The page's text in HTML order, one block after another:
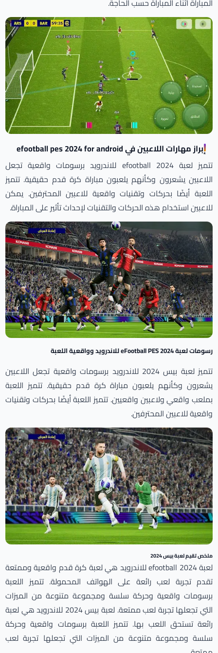
إبراز مهارات اللاعبين في efootball pes 2024 for android
تتميز لعبة 2024 efootball للاندرويد برسومات واقعية تجعل
اللاعبين يشعرون وكأنهم يلعبون مباراة كرة قدم حقيقية. تتميز
اللعبة أيضًا بحركات وتقنيات واقعية للاعبين المحترفين. يمكن
للاعبين استخدام هذه الحركات والتقنيات لإحداث تأثير على المباراة.
رسومات لعبة eFootball PES 2024 للاندرويد وواقعية اللعبة
تتميز لعبة بيس 2024 للاندرويد برسومات واقعية تجعل اللاعبين
يشعرون وكأنهم يلعبون مباراة كرة قدم حقيقية. تتميز اللعبة
بملعب واقعي ولاعبين واقعيين. تتميز اللعبة أيضًا بحركات وتقنيات
واقعية للاعبين المحترفين.
ملخص تقيم لعبة بيس 2024
لعبة 2024 efootball للاندرويد هي لعبة كرة قدم واقعية وممتعة
تقدم تجربة لعب رائعة على الهواتف المحمولة. تتميز اللعبة
برسومات واقعية وحركة سلسة ومجموعة متنوعة من الميزات
التي تجعلها تجربة لعب ممتعة. لعبة بيس 2024 للاندرويد هي لعبة
رائعة تستحق اللعب بها. تتميز اللعبة برسومات واقعية وحركة
سلسة ومجموعة متنوعة من الميزات التي تجعلها تجربة لعب